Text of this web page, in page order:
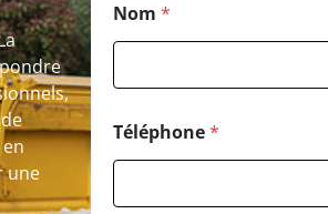
une
Nom *
Téléphone*